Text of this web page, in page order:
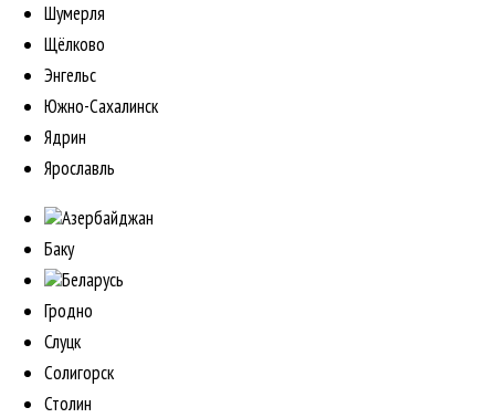
Шумерля
Щёлково
Энгельс
Южно-Сахалинск
Ядрин
Ярославль
Азербайджан
Баку
Беларусь
Гродно
Слуцк
Солигорск
Столин